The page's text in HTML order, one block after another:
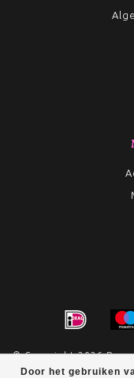
Door het gebruiken
© Copyright 2026
-